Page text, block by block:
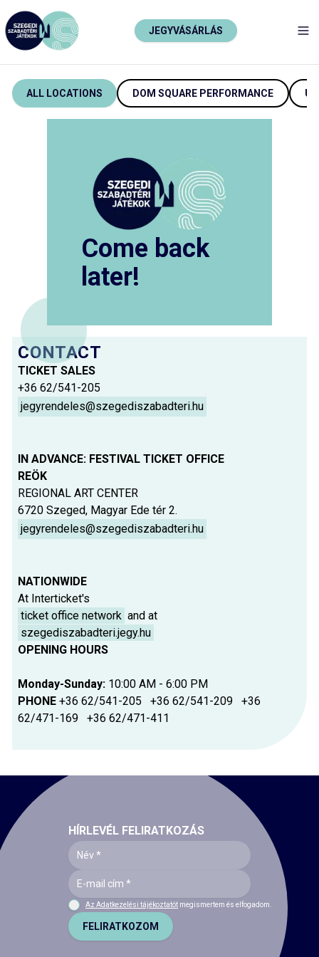
JEGYVÁSÁRLÁS
ALL LOCATIONS DOM SQUARE PERFORMANCE
Come back
later!
CONTACT
TICKET SALES
+36 62/541-205
jegyrendeles@szegediszabadteri.hu
IN ADVANCE: FESTIVAL TICKET OFFICE
REÖK
REGIONAL ART CENTER
6720 Szeged, Magyar Ede tér 2.
jegyrendeles@szegediszabadteri.hu
NATIONWIDE
At Interticket's
ticket office network and at
szegediszabadteri.jegy.hu
OPENING HOURS
Monday-Sunday: 10:00 AM - 6:00 PM
PHONE +36 62/541-205 +36 62/541-209 +36
62/471-169 +36 62/471-411
HÍRLEVÉL FELIRATKOZÁS
Az Adatkezelési tájékoztatót megismertem és elfogadom.
FELIRATKOZOM